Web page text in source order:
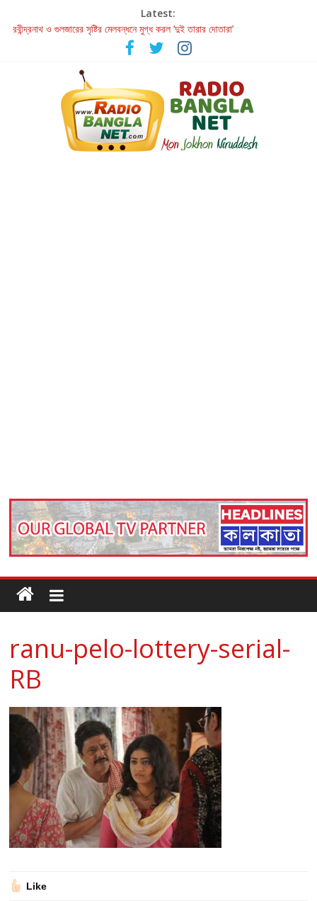
Latest:
রবীন্দ্রনাথ ও গুলজারের সৃষ্টির মেলবন্ধনে মুগ্ধ করল ‘দুই তারার দোতারা’
কলের গান থেকে রীলস্ — বাঙালির গান শোনার বিবর্তনের গল্প
জগন্নাথমঙ্গলম্ — বাংলায় প্রথমবার মঞ্চে এবার রথযাত্রার উদযাপন
Retribution: A Thought-Provoking Short Film That Challenges
Our Understanding of Justice
হাওয়া বদলের টলিউডে ‘তুমি এলে তাই’
ranu-pelo-lottery-serial-
RB
Like